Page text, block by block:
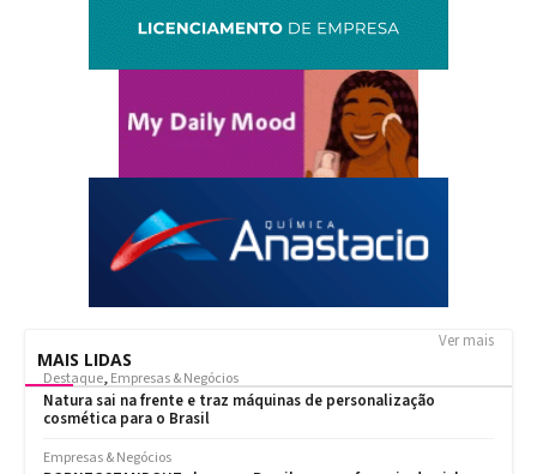
MAIS LIDAS
Ver mais